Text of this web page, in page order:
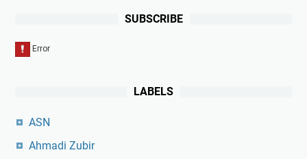
SUBSCRIBE
LABELS
ASN
Ahmadi Zubir